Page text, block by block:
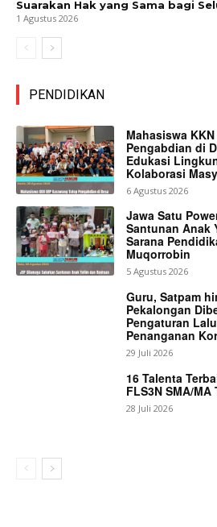
Suarakan Hak yang Sama bagi
1 Agustus 2026
PENDIDIKAN
Mahasiswa
Pengabdian di
Edukasi
Kolaborasi
6 Agustus 2026
Jawa Satu
Santunan Anak
Sarana
Muqorrobin
5 Agustus 2026
Guru, Satpam
Pekalongan
Pengaturan
Penanganan
29 Juli 2026
16 Talenta
FLS3N SMA/
28 Juli 2026